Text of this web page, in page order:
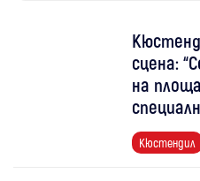
сцена:
на
Кюстендил